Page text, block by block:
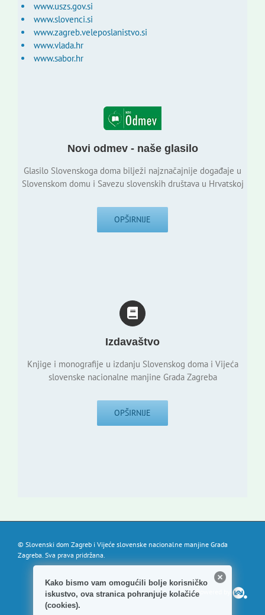
www.uszs.gov.si
www.slovenci.si
www.zagreb.veleposlanistvo.si
www.vlada.hr
www.sabor.hr
Novi odmev - naše glasilo
Glasilo Slovenskoga doma bilježi najznačajnije događaje u
Slovenskom domu i Savezu slovenskih društava u Hrvatskoj
OPŠIRNIJE
Izdavaštvo
Knjige i monografije u izdanju Slovenskog doma i Vijeća
slovenske nacionalne manjine Grada Zagreba
OPŠIRNIJE
© Slovenski dom Zagreb i Vijeće slovenske nacionalne manjine Grada
Zagreba. Sva prava pridržana.
Powered by
Kako bismo vam omogućili bolje korisničko
iskustvo, ova stranica pohranjuje kolačiće
(cookies).